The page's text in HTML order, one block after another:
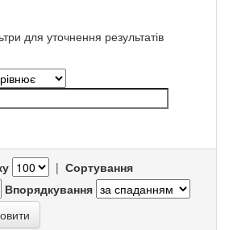
для уточнення результатів
| Сортування
Впорядкування